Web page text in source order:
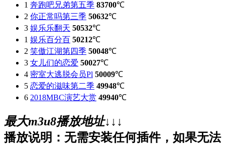
1 奔跑吧兄弟第五季 83700℃
2 你正常吗第三季 50632℃
3 娱乐乐翻天 50532℃
1 娱乐百分百 50212℃
2 笑傲江湖第四季 50048℃
3 女儿们的恋爱 50027℃
4 密室大逃脱会员Pl 50009℃
5 恋爱的滋味第二季 49948℃
6 2018MBC演艺大赏 49940℃
最大m3u8播放地址↓↓↓
播放说明：无需安装任何插件，如果无法